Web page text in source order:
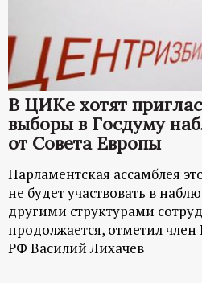
т
а
л
В ЦИКе хотят
выборы в Госдуму
от Совета Европы
Парламентская ассамблея
не будет участвовать в
другими структурами
продолжается, отметил
РФ Василий Лихачев